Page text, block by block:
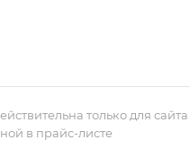
только для
в прайс-листе